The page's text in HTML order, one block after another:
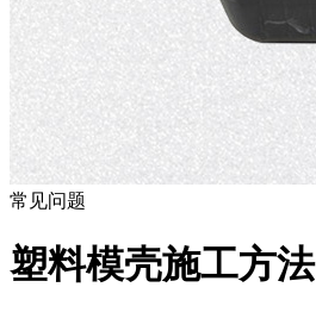
常见问题
塑料模壳施工方法